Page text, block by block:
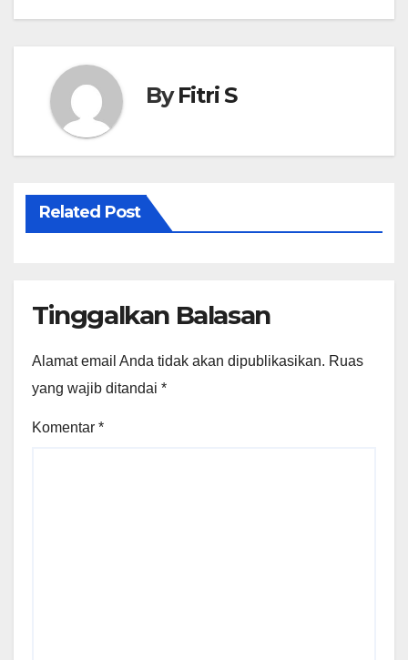
A
r
pos
ByFitri S
Related Post
Tinggalkan Balasan
Alamat email Anda tidak akan dipublikasikan. Ruas
yang wajib ditandai *
Komentar *